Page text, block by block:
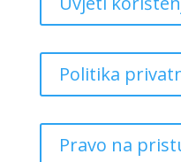
Politika
Pravo na